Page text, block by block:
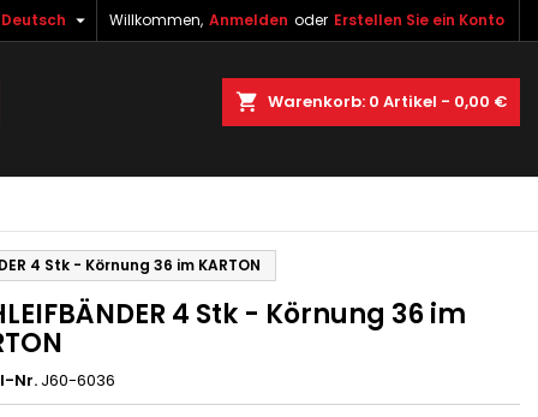
Willkommen, Anmelden oder Erstellen Sie ein Konto
Deutsch 
Warenkorb 0 Artikel - 0,00 €
4 Stk - Körnung 36 im KARTON
4 Stk - Körnung 36 im
Nr. J60-6036